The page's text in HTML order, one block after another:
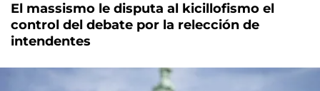
El massismo le disputa al kicillofismo el
control del debate por la relección de
intendentes